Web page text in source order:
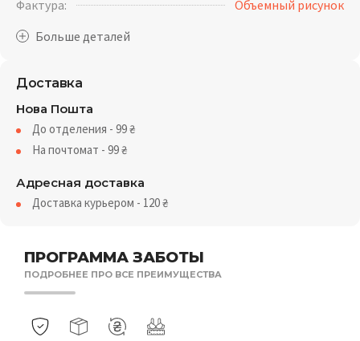
ПРОГРАММА ЗАБОТЫ
ПОДРОБНЕЕ ПРО ВСЕ ПРЕИМУЩЕСТВА
Фактура:
Объемный рисунок
Доставка
Нова Пошта
До отделения - 99₴
На почтомат - 99₴
Адресная доставка
Доставка курьером - 120₴